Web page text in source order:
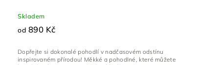
Skladem
od 890 Kč
Dopřejte si dokonalé pohodlí v nadčasovém odstínu
inspirovaném přírodou! Měkké a pohodlné, které můžete